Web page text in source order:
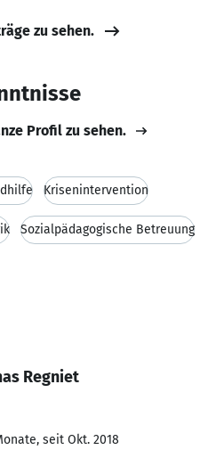
zu sehen.
Profil zu sehen.
Krisenintervention
Sozialpädagogische Betreuung
Regniet
seit Okt. 2018